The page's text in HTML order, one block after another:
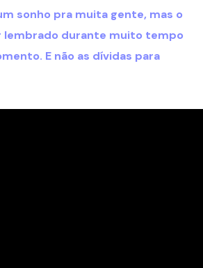
sonho pra muita gente, mas o
lembrado durante muito tempo
E não as dívidas para